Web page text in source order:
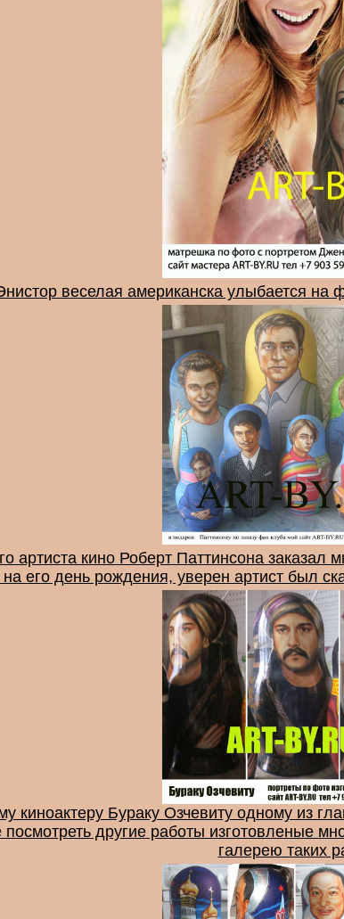
веселая американска улыбается на
артиста кино Роберт Паттинсона
его день рождения, уверен артист был
киноактеру Бураку Озчевиту одному из
другие работы изготовленые
галерею таких